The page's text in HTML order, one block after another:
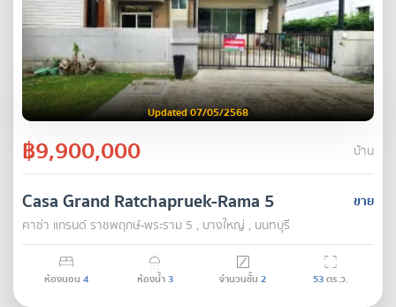
Updated 07/05/2568
฿9,900,000 บ้าน
ขาย
Casa Grand Ratchapruek-Rama 5
คาซ่า แกรนด์ ราชพฤกษ์-พระราม 5 , บางใหญ่ , นนทบุรี
ห้องนอน 4 ห้องน้ำ3 จำนวนชั้น 2 53ตร.ว.